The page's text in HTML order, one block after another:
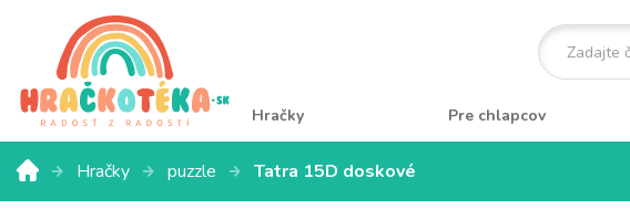
Hračky Pre chlapcov
Hračky puzzle Tatra 15D doskové